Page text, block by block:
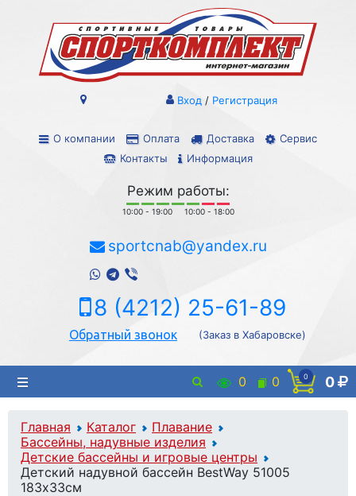
О компании Оплата Доставка
Сервис
Контакты
Информация
Вход / Регистрация
Режим работы:
10:00 - 19:00 10:00 - 18:00
sportcnab@yandex.ru
8 (4212) 25-61-89
Обратный звонок (Заказ в Хабаровске)
0 0 0 0
Главная Каталог
Плавание
Бассейны, надувные изделия
Детские бассейны и игровые центры
Детский надувной бассейн BestWay 51005
183х33см